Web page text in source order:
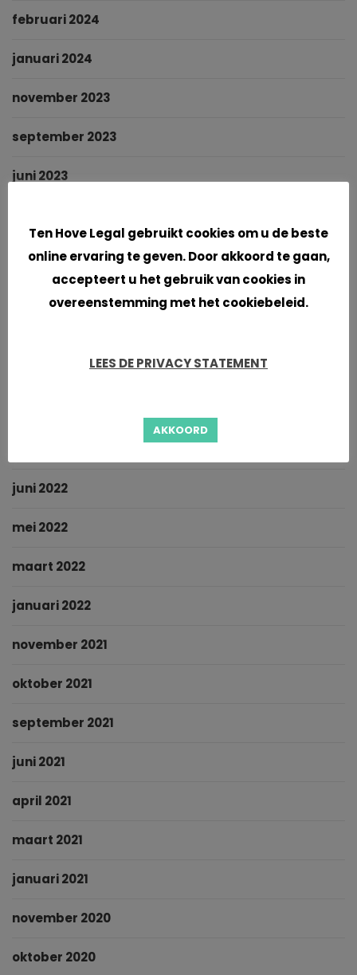
februari 2024
januari 2024
november 2023
september 2023
juni 2023
maart 2023
oktober 2022
juni 2022
mei 2022
maart 2022
januari 2022
november 2021
oktober 2021
september 2021
juni 2021
april 2021
maart 2021
januari 2021
november 2020
oktober 2020
Ten Hove Legal gebruikt cookies om u de beste
online ervaring te geven. Door akkoord te gaan,
accepteert u het gebruik van cookies in
overeenstemming met het cookiebeleid.
LEES DE PRIVACY STATEMENT
AKKOORD